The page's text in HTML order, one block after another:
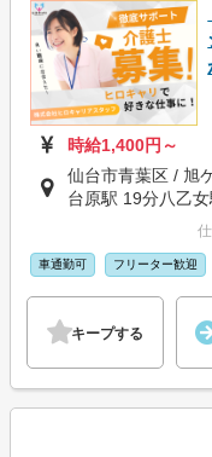
時給1,400円～
仙台市青葉区 / 旭
台原駅 19分八乙
車通勤可 フリーター歓迎
キープする